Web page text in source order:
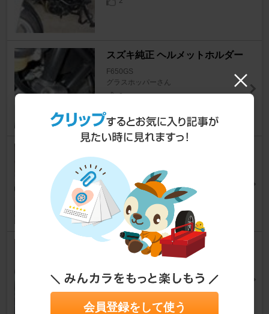
スズキ純正 ヘルメットホルダー
F650GS
グラスホッパーさん
0
換LEDヘッドライト
F650GS
やまさき.さん
7
普段なにげなく使っているワイ
パーも、じつはなかなか奥深い
カーライフ
会員登録をして使う